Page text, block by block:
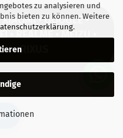
zu analysieren und
bieten zu können. Weitere
.
• GOOGLE •
• REALME • MEIZU •
• RIXUS